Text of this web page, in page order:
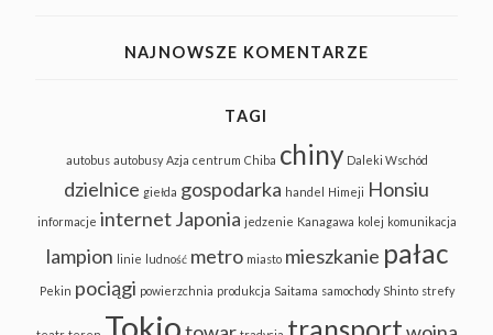
NAJNOWSZE KOMENTARZE
TAGI
autobus autobusy Azja centrum Chiba chiny Daleki Wschód
dzielnice giełda gospodarka handel Himeji Honsiu
informacje internet Japonia jedzenie Kanagawa kolej komunikacja
lampion linie ludność metro miasto mieszkanie pałac
Pekin pociągi powierzchnia produkcja Saitama samochody Shinto strefy
Tokio